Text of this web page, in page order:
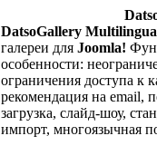
DatsoGallery
галереи для Joomla!
особенности:
ограничения доступа к
рекомендация на email,
загрузка, слайд-шоу,
импорт, многоязычная